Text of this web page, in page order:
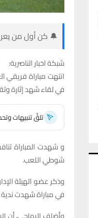
🔔 كن أول من
شبكة اخبار الناصرية:
انتهت مباراة فريقي
في لقاء شهد إثارة
تلقَّ تنبيهات
و شهدت المباراة
شوطي اللعب.
وذكر عضو الهيئة
في مباراة شهدت ندية